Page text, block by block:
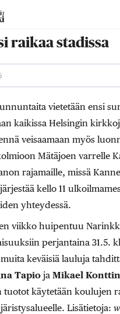
raikaa stadissa
vietetään ensi
kaikissa Helsingin
veisaamaan myös
Mätäjoen varrelle
rajamaille, missä
kello 11
yhteydessä.
viikko huipentuu
perjantaina 31.5.
keväisiä lauluja
Tapio ja Mikael
tuotot käytetään koulujen
Lisätietoja: